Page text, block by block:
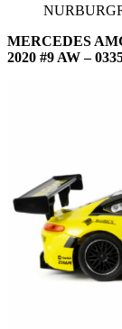
MERCEDES
2020 #9 AW –